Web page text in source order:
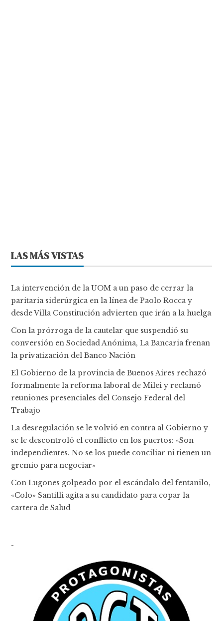
LAS MÁS VISTAS
La intervención de la UOM a un paso de cerrar la
paritaria siderúrgica en la línea de Paolo Rocca y
desde Villa Constitución advierten que irán a la huelga
Con la prórroga de la cautelar que suspendió su
conversión en Sociedad Anónima, La Bancaria frenan
la privatización del Banco Nación
El Gobierno de la provincia de Buenos Aires rechazó
formalmente la reforma laboral de Milei y reclamó
reuniones presenciales del Consejo Federal del
Trabajo
La desregulación se le volvió en contra al Gobierno y
se le descontroló el conflicto en los puertos: «Son
independientes. No se los puede conciliar ni tienen un
gremio para negociar»
Con Lugones golpeado por el escándalo del fentanilo,
«Colo» Santilli agita a su candidato para copar la
cartera de Salud
-